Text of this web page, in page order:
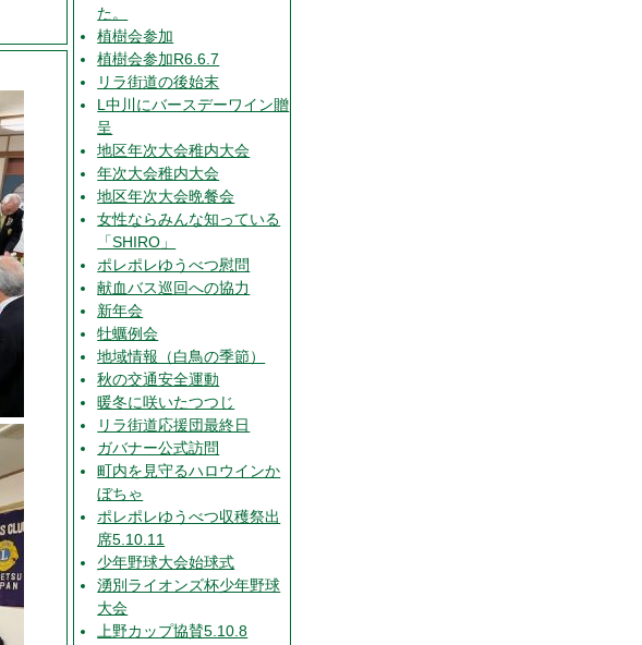
た。
植樹会参加
植樹会参加R6.6.7
リラ街道の後始末
L中川にバースデーワイン贈
呈
地区年次大会稚内大会
年次大会稚内大会
地区年次大会晩餐会
女性ならみんな知っている
「SHIRO」
ポレポレゆうべつ慰問
献血バス巡回への協力
新年会
牡蠣例会
地域情報（白鳥の季節）
秋の交通安全運動
暖冬に咲いたつつじ
リラ街道応援団最終日
ガバナー公式訪問
町内を見守るハロウインか
ぼちゃ
ポレポレゆうべつ収穫祭出
席5.10.11
少年野球大会始球式
湧別ライオンズ杯少年野球
大会
上野カップ協賛5.10.8